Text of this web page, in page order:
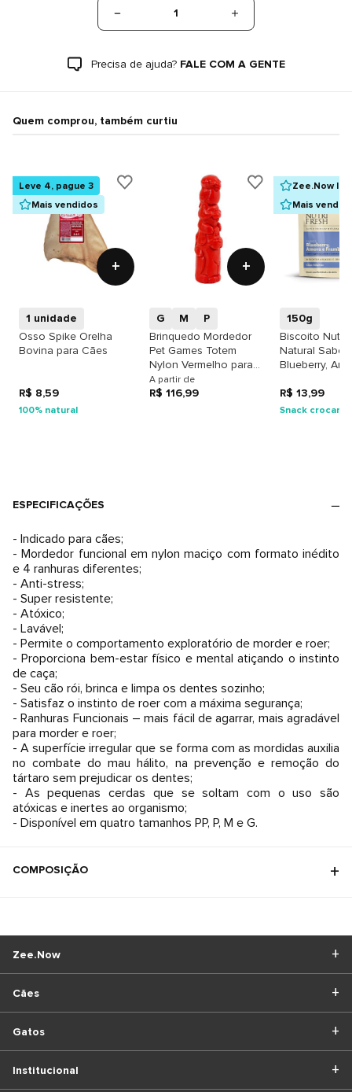
1
Precisa de ajuda? FALE COM A GENTE
Quem comprou, também curtiu
Leve 4, pague 3
Mais vendidos
+
1 unidade
Osso Spike Orelha
Bovina para Cães
R$ 8,59
100% natural
+
G M
P
Brinquedo Mordedor
Pet Games Totem
Nylon Vermelho para
Cães
A partir de
R$ 116,99
Zee.Now
Mais
150g
Biscoito
Natural Sabor
Blueberry,
Adultos
R$ 13,99
Snack crocante
ESPECIFICAÇÕES
- Indicado para cães;
- Mordedor funcional em nylon maciço com formato inédito
e 4 ranhuras diferentes;
- Anti-stress;
- Super resistente;
- Atóxico;
- Lavável;
- Permite o comportamento exploratório de morder e roer;
- Proporciona bem-estar físico e mental atiçando o instinto
de caça;
- Seu cão rói, brinca e limpa os dentes sozinho;
- Satisfaz o instinto de roer com a máxima segurança;
- Ranhuras Funcionais – mais fácil de agarrar, mais agradável
para morder e roer;
- A superfície irregular que se forma com as mordidas auxilia
no combate do mau hálito, na prevenção e remoção do
tártaro sem prejudicar os dentes;
- As pequenas cerdas que se soltam com o uso são
atóxicas e inertes ao organismo;
- Disponível em quatro tamanhos PP, P, M e G.
COMPOSIÇÃO
Cães
Gatos
Zee.Now
Institucional